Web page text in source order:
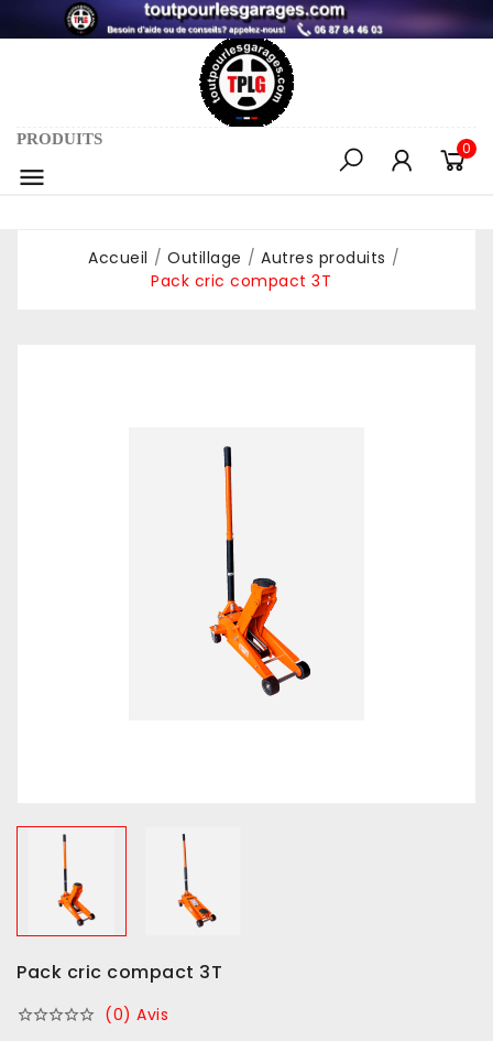
PRODUITS

0
Accueil Outillage
Autres produits
Pack cric compact 3T
Pack cric compact 3T
 (0) Avis